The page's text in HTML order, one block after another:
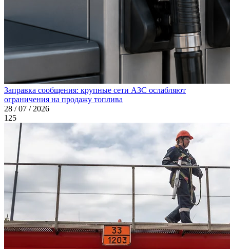
Заправка сообщения: крупные сети АЗС ослабляют
ограничения на продажу топлива
28 / 07 / 2026
125